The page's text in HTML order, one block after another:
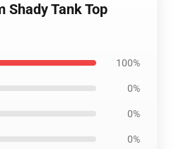
Shady Tank Top
100%
0%
0%
0%